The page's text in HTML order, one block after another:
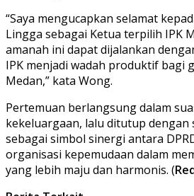
“Saya mengucapkan selamat
Lingga sebagai Ketua terpilih IPK
amanah ini dapat dijalankan
IPK menjadi wadah produktif bagi
Medan,” kata Wong.
Pertemuan berlangsung dalam
kekeluargaan, lalu ditutup dengan
sebagai simbol sinergi antara
organisasi kepemudaan dalam
yang lebih maju dan harmonis. (